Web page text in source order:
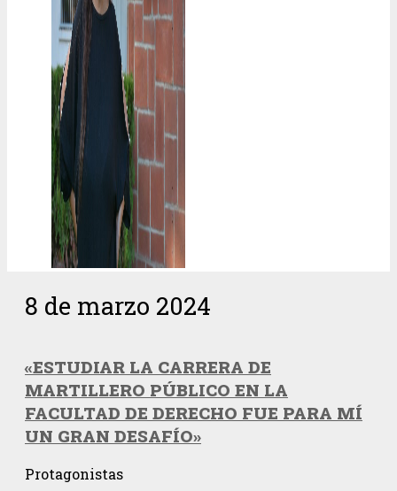
8 de marzo 2024
«ESTUDIAR LA CARRERA DE
MARTILLERO PÚBLICO EN LA
FACULTAD DE DERECHO FUE PARA MÍ
UN GRAN DESAFÍO»
Protagonistas